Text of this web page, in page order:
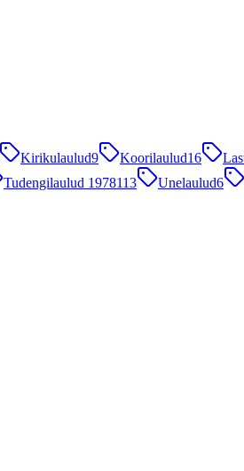
Kirikulaulud9 Koorilaulud16
Tudengilaulud 1978113 Unelaulud6